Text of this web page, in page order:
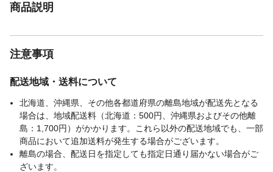
商品説明
注意事項
配送地域・送料について
北海道、沖縄県、その他各都道府県の離島地域が配送先となる
場合は、地域配送料（北海道：500円、沖縄県およびその他離
島：1,700円）がかかります。これら以外の配送地域でも、一部
商品において追加送料が発生する場合がございます。
離島の場合、配送日を指定しても指定日通り届かない場合がご
ざいます。